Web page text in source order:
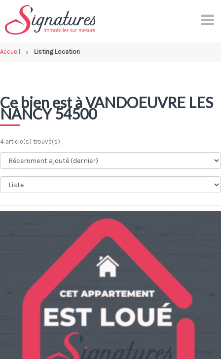
content
Accueil Listing Location
Ce bien est à VANDOEUVRE LES
NANCY 54500
4 article(s) trouvé(s)